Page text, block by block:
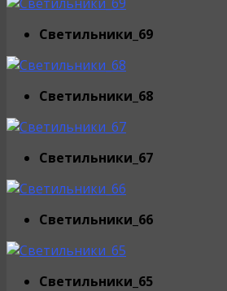
Светильники_69
Светильники_68
Светильники_67
Светильники_66
Светильники_65